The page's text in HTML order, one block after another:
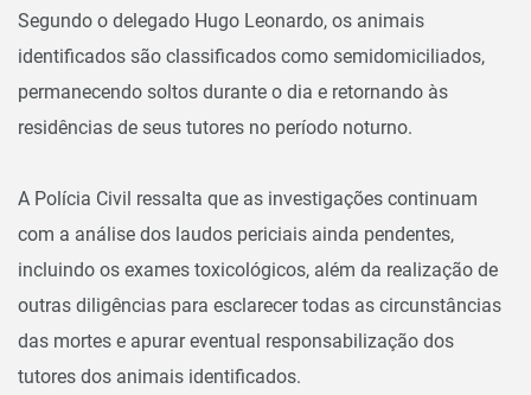
Segundo o delegado Hugo Leonardo, os animais
identificados são classificados como semidomiciliados,
permanecendo soltos durante o dia e retornando às
residências de seus tutores no período noturno.
A Polícia Civil ressalta que as investigações continuam
com a análise dos laudos periciais ainda pendentes,
incluindo os exames toxicológicos, além da realização de
outras diligências para esclarecer todas as circunstâncias
das mortes e apurar eventual responsabilização dos
tutores dos animais identificados.